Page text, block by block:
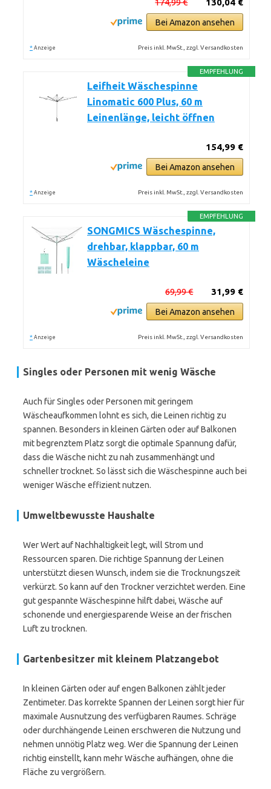
130,04 €
174,99 €
Bei Amazon ansehen
* Anzeige Preis inkl. MwSt., zzgl. Versandkosten
EMPFEHLUNG
Leifheit Wäschespinne
Linomatic 600 Plus, 60 m
Leinenlänge, leicht öffnen
154,99 €
Bei Amazon ansehen
* Anzeige Preis inkl. MwSt., zzgl. Versandkosten
EMPFEHLUNG
SONGMICS Wäschespinne,
drehbar, klappbar, 60 m
Wäscheleine
31,99 €
69,99 €
Bei Amazon ansehen
* Anzeige Preis inkl. MwSt., zzgl. Versandkosten
Singles oder Personen mit wenig Wäsche
Auch für Singles oder Personen mit geringem
Wäscheaufkommen lohnt es sich, die Leinen richtig zu
spannen. Besonders in kleinen Gärten oder auf Balkonen
mit begrenztem Platz sorgt die optimale Spannung dafür,
dass die Wäsche nicht zu nah zusammenhängt und
schneller trocknet. So lässt sich die Wäschespinne auch bei
weniger Wäsche effizient nutzen.
Umweltbewusste Haushalte
Wer Wert auf Nachhaltigkeit legt, will Strom und
Ressourcen sparen. Die richtige Spannung der Leinen
unterstützt diesen Wunsch, indem sie die Trocknungszeit
verkürzt. So kann auf den Trockner verzichtet werden. Eine
gut gespannte Wäschespinne hilft dabei, Wäsche auf
schonende und energiesparende Weise an der frischen
Luft zu trocknen.
Gartenbesitzer mit kleinem Platzangebot
In kleinen Gärten oder auf engen Balkonen zählt jeder
Zentimeter. Das korrekte Spannen der Leinen sorgt hier für
maximale Ausnutzung des verfügbaren Raumes. Schräge
oder durchhängende Leinen erschweren die Nutzung und
nehmen unnötig Platz weg. Wer die Spannung der Leinen
richtig einstellt, kann mehr Wäsche aufhängen, ohne die
Fläche zu vergrößern.